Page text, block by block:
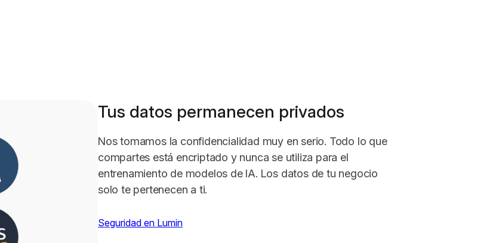
Tus datos permanecen privados
Nos tomamos la confidencialidad muy en serio. Todo lo que
compartes está encriptado y nunca se utiliza para el
entrenamiento de modelos de IA. Los datos de tu negocio
solo te pertenecen a ti.
Seguridad en Lumin